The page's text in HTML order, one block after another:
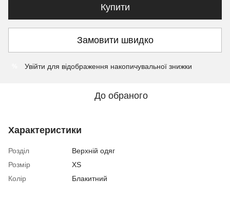
Купити
Замовити швидко
Увійти для відображення накопичувальної знижки
До обраного
Характеристики
Розділ
Верхній одяг
Розмір
XS
Колір
Блакитний